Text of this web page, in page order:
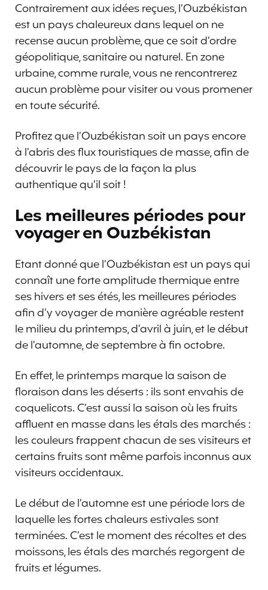
Contrairement aux idées reçues, l’Ouzbékistan
est un pays chaleureux dans lequel on ne
recense aucun problème, que ce soit d’ordre
géopolitique, sanitaire ou naturel. En zone
urbaine, comme rurale, vous ne rencontrerez
aucun problème pour visiter ou vous promener
en toute sécurité.
Profitez que l’Ouzbékistan soit un pays encore
à l’abris des flux touristiques de masse, afin de
découvrir le pays de la façon la plus
authentique qu’il soit !
Les meilleures périodes pour
voyager en Ouzbékistan
Etant donné que l’Ouzbékistan est un pays qui
connaît une forte amplitude thermique entre
ses hivers et ses étés, les meilleures périodes
afin d’y voyager de manière agréable restent
le milieu du printemps, d’avril à juin, et le début
de l’automne, de septembre à fin octobre.
En effet, le printemps marque la saison de
floraison dans les déserts : ils sont envahis de
coquelicots. C’est aussi la saison où les fruits
affluent en masse dans les étals des marchés :
les couleurs frappent chacun de ses visiteurs et
certains fruits sont même parfois inconnus aux
visiteurs occidentaux.
Le début de l’automne est une période lors de
laquelle les fortes chaleurs estivales sont
terminées. C’est le moment des récoltes et des
moissons, les étals des marchés regorgent de
fruits et légumes.